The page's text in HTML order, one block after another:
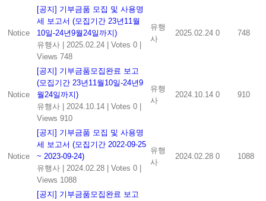
Notice
[공지] 기부금품 모집 및 사용명
세 보고서 (모집기간 23년11월
10일-24년9월24일까지)
유행사
2025.02.24 Votes 0
Views 748
유행
사
2025.02.24 0 748
Notice
[공지] 기부금품모집완료 보고
(모집기간 23년11월10일-24년9
월24일까지)
유행사
2024.10.14 Votes 0
Views 910
유행
사
2024.10.14 0 910
Notice
[공지] 기부금품 모집 및 사용명
세 보고서 (모집기간 2022-09-25
~ 2023-09-24)
유행사
2024.02.28 Votes 0
Views 1088
유행
사
2024.02.28 0 1088
[공지] 기부금품모집완료 보고